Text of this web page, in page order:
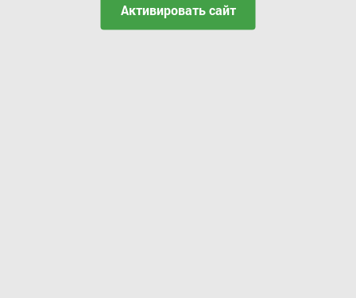
Активировать сайт